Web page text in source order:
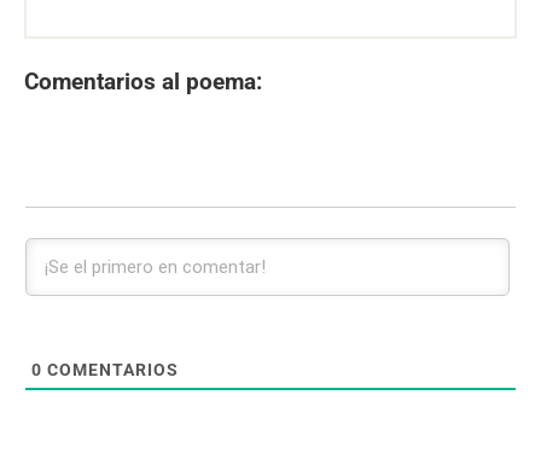
Comentarios al poema:
0 COMENTARIOS